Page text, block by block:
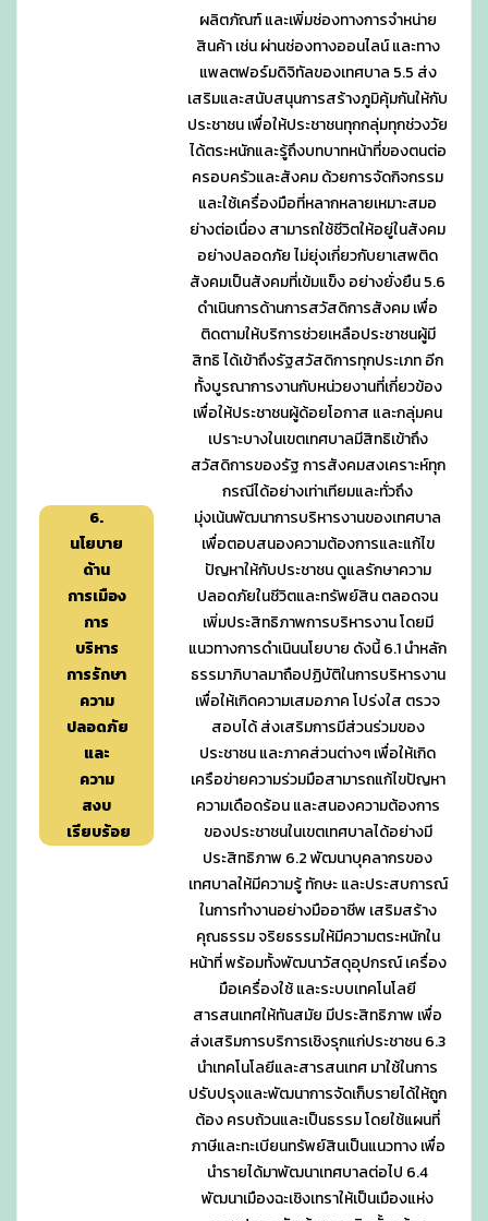
ผลิตภัณฑ์ และเพิ่มช่องทางการจำหน่าย
สินค้า เช่น ผ่านช่องทางออนไลน์ และทาง
แพลตฟอร์มดิจิทัลของเทศบาล 5.5 ส่ง
เสริมและสนับสนุนการสร้างภูมิคุ้มกันให้กับ
ประชาชน เพื่อให้ประชาชนทุกกลุ่มทุกช่วงวัย
ได้ตระหนักและรู้ถึงบทบาทหน้าที่ของตนต่อ
ครอบครัวและสังคม ด้วยการจัดกิจกรรม
และใช้เครื่องมือที่หลากหลายเหมาะสมอ
ย่างต่อเนื่อง สามารถใช้ชีวิตให้อยู่ในสังคม
อย่างปลอดภัย ไม่ยุ่งเกี่ยวกับยาเสพติด
สังคมเป็นสังคมที่เข้มแข็ง อย่างยั่งยืน 5.6
ดำเนินการด้านการสวัสดิการสังคม เพื่อ
ติดตามให้บริการช่วยเหลือประชาชนผู้มี
สิทธิ ได้เข้าถึงรัฐสวัสดิการทุกประเภท อีก
ทั้งบูรณาการงานกับหน่วยงานที่เกี่ยวข้อง
เพื่อให้ประชาชนผู้ด้อยโอกาส และกลุ่มคน
เปราะบางในเขตเทศบาลมีสิทธิเข้าถึง
สวัสดิการของรัฐ การสังคมสงเคราะห์ทุก
กรณีได้อย่างเท่าเทียมและทั่วถึง
6.
นโยบาย
ด้าน
การเมือง
การ
บริหาร
การรักษา
ความ
ปลอดภัย
และ
ความ
สงบ
เรียบร้อย
มุ่งเน้นพัฒนาการบริหารงานของเทศบาล
เพื่อตอบสนองความต้องการและแก้ไข
ปัญหาให้กับประชาชน ดูแลรักษาความ
ปลอดภัยในชีวิตและทรัพย์สิน ตลอดจน
เพิ่มประสิทธิภาพการบริหารงาน โดยมี
แนวทางการดำเนินนโยบาย ดังนี้ 6.1 นำหลัก
ธรรมาภิบาลมาถือปฏิบัติในการบริหารงาน
เพื่อให้เกิดความเสมอภาค โปร่งใส ตรวจ
สอบได้ ส่งเสริมการมีส่วนร่วมของ
ประชาชน และภาคส่วนต่างๆ เพื่อให้เกิด
เครือข่ายความร่วมมือสามารถแก้ไขปัญหา
ความเดือดร้อน และสนองความต้องการ
ของประชาชนในเขตเทศบาลได้อย่างมี
ประสิทธิภาพ 6.2 พัฒนาบุคลากรของ
เทศบาลให้มีความรู้ ทักษะ และประสบการณ์
ในการทำงานอย่างมืออาชีพ เสริมสร้าง
คุณธรรม จริยธรรมให้มีความตระหนักใน
หน้าที่ พร้อมทั้งพัฒนาวัสดุอุปกรณ์ เครื่อง
มือเครื่องใช้ และระบบเทคโนโลยี
สารสนเทศให้ทันสมัย มีประสิทธิภาพ เพื่อ
ส่งเสริมการบริการเชิงรุกแก่ประชาชน 6.3
นำเทคโนโลยีและสารสนเทศ มาใช้ในการ
ปรับปรุงและพัฒนาการจัดเก็บรายได้ให้ถูก
ต้อง ครบถ้วนและเป็นธรรม โดยใช้แผนที่
ภาษีและทะเบียนทรัพย์สินเป็นแนวทาง เพื่อ
นำรายได้มาพัฒนาเทศบาลต่อไป 6.4
พัฒนาเมืองฉะเชิงเทราให้เป็นเมืองแห่ง